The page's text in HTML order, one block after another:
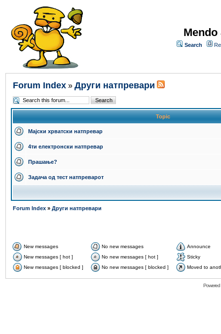
Search
Forum Index » Други натпревари
Topic
Мајски хрватски натпревар
4ти електронски натпревар
Прашање?
Задача од тест натпреварот
Forum Index » Други натпревари
New messages No new messages
Announce
New messages [ hot ]
No new messages [ hot ]
Sticky
New messages [ blocked ]
No new messages [ blocked ] Moved to